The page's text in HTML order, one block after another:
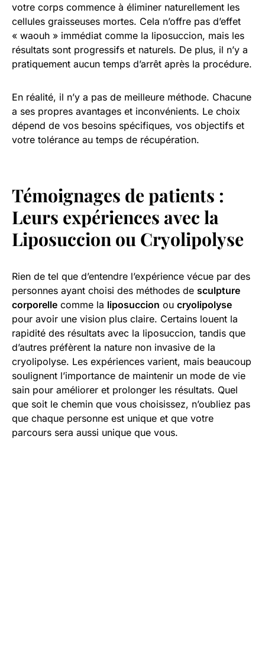
votre corps commence à éliminer naturellement les
cellules graisseuses mortes. Cela n’offre pas d’effet
« waouh » immédiat comme la liposuccion, mais les
résultats sont progressifs et naturels. De plus, il n’y a
pratiquement aucun temps d’arrêt après la procédure.
En réalité, il n’y a pas de meilleure méthode. Chacune
a ses propres avantages et inconvénients. Le choix
dépend de vos besoins spécifiques, vos objectifs et
votre tolérance au temps de récupération.
Témoignages de patients :
Leurs expériences avec la
Liposuccion ou Cryolipolyse
Rien de tel que d’entendre l’expérience vécue par des
personnes ayant choisi des méthodes de sculpture
corporelle comme la liposuccion ou cryolipolyse
pour avoir une vision plus claire. Certains louent la
rapidité des résultats avec la liposuccion, tandis que
d’autres préfèrent la nature non invasive de la
cryolipolyse. Les expériences varient, mais beaucoup
soulignent l’importance de maintenir un mode de vie
sain pour améliorer et prolonger les résultats. Quel
que soit le chemin que vous choisissez, n’oubliez pas
que chaque personne est unique et que votre
parcours sera aussi unique que vous.